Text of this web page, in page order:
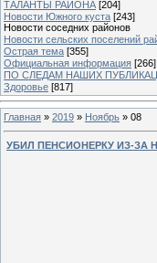
ТАЛАНТЫ РАЙОНА [204]
Новости Южного куста [243]
Новости соседних районов
Новости сельских поселений
Острая тема [355]
Официальная информация [266]
ПО СЛЕДАМ НАШИХ
Здоровье [817]
Главная » 2019 » Ноябрь » 08
УБИЛ ПЕНСИОНЕРКУ ИЗ-ЗА